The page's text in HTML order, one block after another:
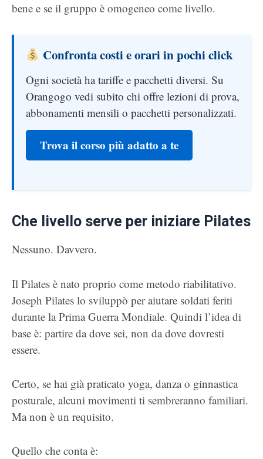
bene e se il gruppo è omogeneo come livello.
Confronta costi e orari in pochi click
Ogni società ha tariffe e pacchetti diversi. Su
Orangogo vedi subito chi offre lezioni di prova,
abbonamenti mensili o pacchetti personalizzati.
Trova il corso più adatto a te
Che livello serve per iniziare Pilates
Nessuno. Davvero.
Il Pilates è nato proprio come metodo riabilitativo.
Joseph Pilates lo sviluppò per aiutare soldati feriti
durante la Prima Guerra Mondiale. Quindi l’idea di
base è: partire da dove sei, non da dove dovresti
essere.
Certo, se hai già praticato yoga, danza o ginnastica
posturale, alcuni movimenti ti sembreranno familiari.
Ma non è un requisito.
Quello che conta è: